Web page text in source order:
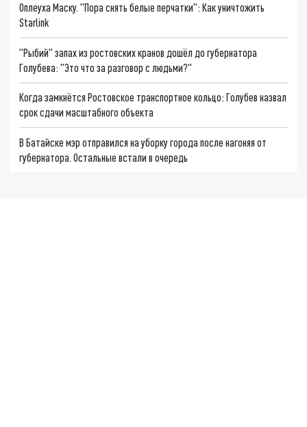
Оплеуха Маску. "Пора снять белые перчатки": Как уничтожить
Starlink
"Рыбий" запах из ростовских кранов дошёл до губернатора
Голубева: "Это что за разговор с людьми?"
Когда замкнётся Ростовское транспортное кольцо: Голубев назвал
срок сдачи масштабного объекта
В Батайске мэр отправился на уборку города после нагоняя от
губернатора. Остальные встали в очередь